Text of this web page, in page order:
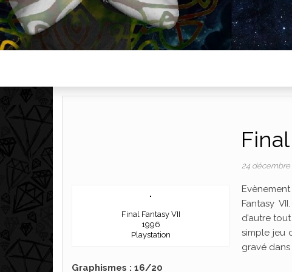
24 décembre
Final Fantasy VII
1996
Playstation
Fantasy
d’autre
simple jeu
gravé dans
Graphismes : 16/20